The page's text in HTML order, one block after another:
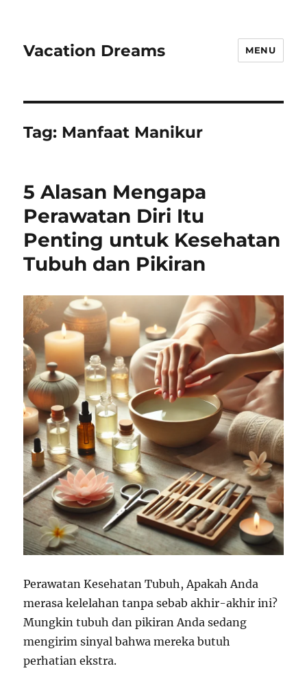
Vacation Dreams MENU
Tag: Manfaat Manikur
5 Alasan Mengapa
Perawatan Diri Itu
Penting untuk Kesehatan
Tubuh dan Pikiran
Perawatan Kesehatan Tubuh, Apakah Anda
merasa kelelahan tanpa sebab akhir-akhir ini?
Mungkin tubuh dan pikiran Anda sedang
mengirim sinyal bahwa mereka butuh
perhatian ekstra.